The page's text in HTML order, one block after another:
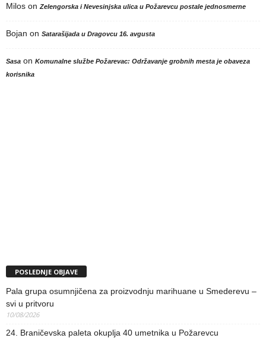
Milos on Zelengorska i Nevesinjska ulica u Požarevcu postale jednosmerne
Bojan on Satarašijada u Dragovcu 16. avgusta
Sasa on Komunalne službe Požarevac: Održavanje grobnih mesta je obaveza
korisnika
POSLEDNJE OBJAVE
Pala grupa osumnjičena za proizvodnju marihuane u Smederevu –
svi u pritvoru
10/08/2026
24. Braničevska paleta okuplja 40 umetnika u Požarevcu